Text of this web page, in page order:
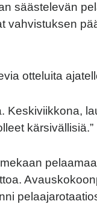
säästelevän
vahvistuksen
otteluita
Keskiviikkona,
kärsivällisiä.”